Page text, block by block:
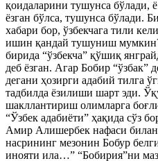
қоидаларини тушунса бўлади,
ёзган бўлса, тушунса бўлади.
хабари бор, ўзбекчага тили
ишин қандай тушуниш
бирида “ўзбекча” қўшиқ
деб ёзган. Агар Бобир “ўзбак”
дегани ҳозирги адабий тилга
тадбилда ёзилиши шарт эди.
шакллантириш олимларга
“Ўзбек адабиёти” ҳақида сўз
Амир Алишербек нафаси
насрининг мезонин Бобур
инояти ила…” “Бобирия”ни